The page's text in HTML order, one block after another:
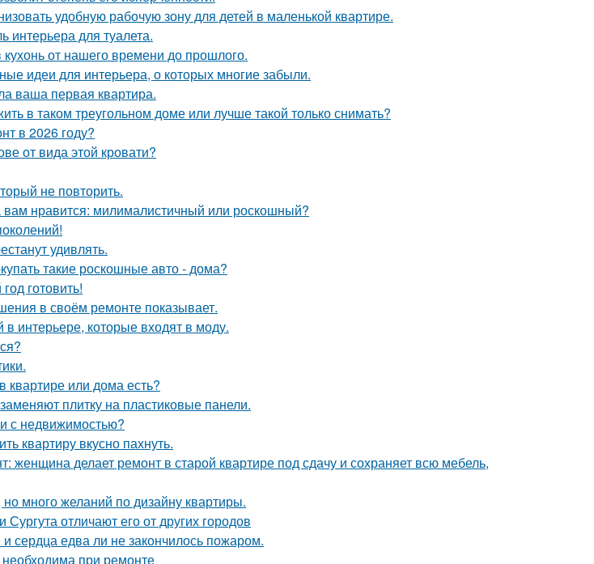
удобную рабочую зону для детей в маленькой квартире.
интерьера для туалета.
кухонь от нашего времени до прошлого.
идеи для интерьера, о которых многие забыли.
ваша первая квартира.
в таком треугольном доме или лучше такой только снимать?
в 2026 году?
от вида этой кровати?
не повторить.
вам нравится: милималистичный или роскошный?
удивлять.
такие роскошные авто - дома?
готовить!
в своём ремонте показывает.
интерьере, которые входят в моду.
или дома есть?
плитку на пластиковые панели.
с недвижимостью?
квартиру вкусно пахнуть.
женщина делает ремонт в старой квартире под сдачу и сохраняет всю мебель,
но много желаний по дизайну квартиры.
отличают его от других городов
сердца едва ли не закончилось пожаром.
при ремонте